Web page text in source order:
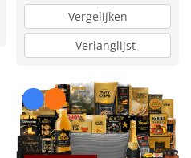
Vergelijken
Verlanglijst